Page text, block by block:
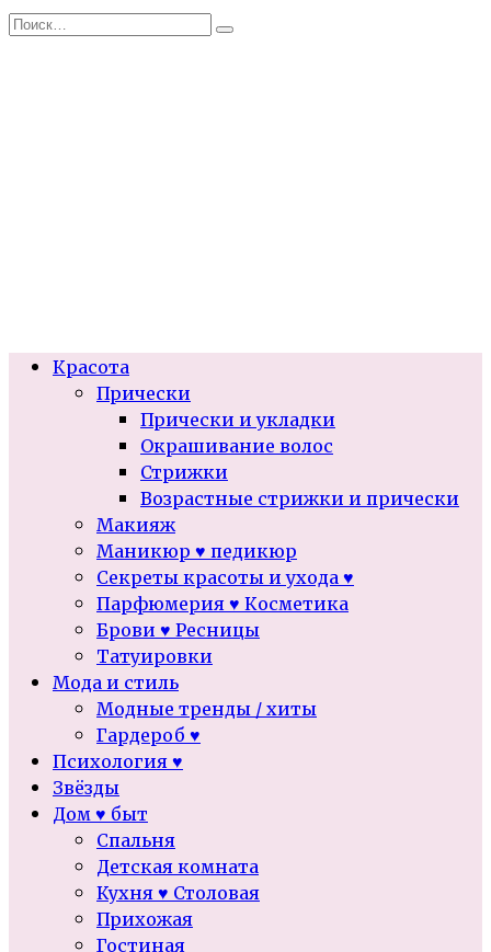
Перейти
Search
Красота
Прически
Прически и укладки
Окрашивание волос
Стрижки
Возрастные стрижки и прически
Макияж
Маникюр ♥ педикюр
Секреты красоты и ухода ♥
Парфюмерия ♥ Косметика
Брови ♥ Ресницы
Татуировки
Мода и стиль
Модные тренды / хиты
Гардероб ♥
Психология ♥
Звёзды
Дом ♥ быт
Спальня
Детская комната
Кухня ♥ Столовая
Прихожая
Гостиная